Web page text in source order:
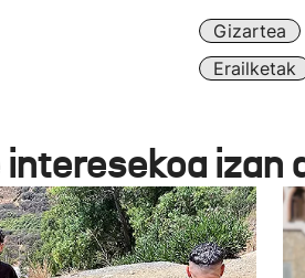
Gizartea
Erailketak
izan